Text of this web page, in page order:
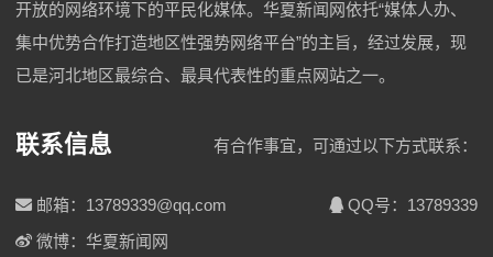
开放的网络环境下的平民化媒体。华夏新闻网依托“媒体人办、
集中优势合作打造地区性强势网络平台”的主旨，经过发展，现
已是河北地区最综合、最具代表性的重点网站之一。
联系信息 有合作事宜，可通过以下方式联系：
邮箱：13789339@qq.com
QQ号：13789339
微博：华夏新闻网